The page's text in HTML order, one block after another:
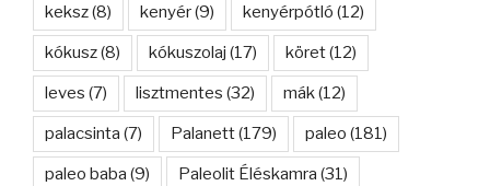
keksz(8) kenyér(9) kenyérpótló (12)
kókusz(8) kókuszolaj (17) köret(12)
leves (7) lisztmentes (32) mák(12)
palacsinta (7) Palanett(179) paleo (181)
paleo baba (9) Paleolit Éléskamra (31)